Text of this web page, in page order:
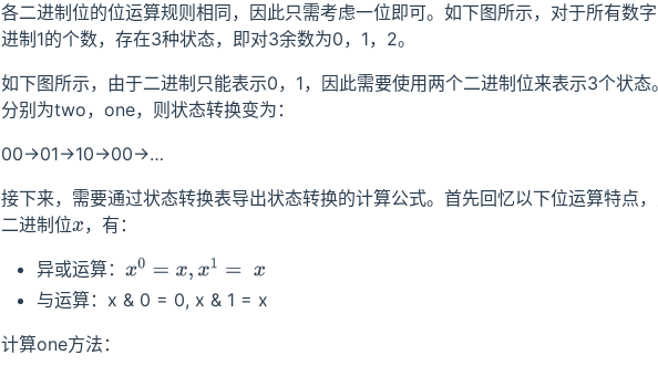
各二进制位的位运算规则相同，因此只需考虑一位即可。如下图所示，对于所有数
进制1的个数，存在3种状态，即对3余数为0，1，2。
如下图所示，由于二进制只能表示0，1，因此需要使用两个二进制位来表示3个状态
分别为two，one，则状态转换变为：
00->01->10->00->…
接下来，需要通过状态转换表导出状态转换的计算公式。首先回忆以下位运算特点
二进制位x ，有：
异或运算： x0 =x, x1= x
与运算：x & 0 = 0, x & 1 = x​
计算one方法：